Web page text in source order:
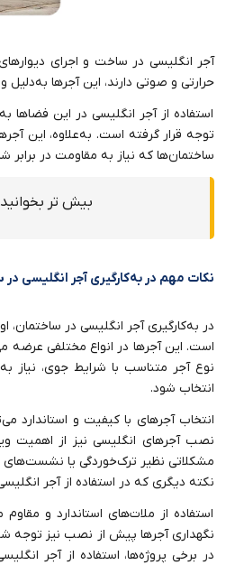
آجر انگلیسی در ساخت و اجرای دیوارهای
حرارتی و صوتی دارند، این آجرها
استفاده از آجر انگلیسی در این فضاها
توجه قرار گرفته است. به‌علاوه، این
ساختمان‌ها که نیاز به مقاومت در برابر
بیش تر
نکات مهم در به‌کارگیری آجر انگلیسی
در به‌کارگیری آجر انگلیسی در ساختمان،
است. این آجرها در انواع مختلفی عرضه
نوع آجر متناسب با شرایط جوی، نیاز
انتخاب شود.
انتخاب آجرهای با کیفیت و استاندارد
نصب آجرهای انگلیسی نیز از اهمیت
مشکلاتی نظیر ترک‌خوردگی یا نشست‌های
نکته دیگری که در استفاده از آجر
استفاده از ملات‌های استاندارد و
نگهداری آجرها پیش از نصب نیز توجه
در برخی پروژه‌ها، استفاده از آجر